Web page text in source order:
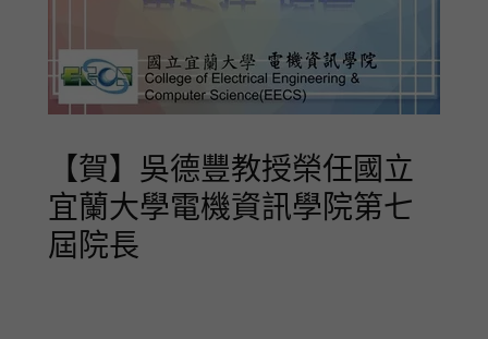
【賀】吳德豐教授榮任國立
宜蘭大學電機資訊學院第七
屆院長